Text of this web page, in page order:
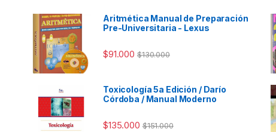
Aritmética Manual de Preparación
Pre-Universitaria - Lexus
$91.000 $130.000
Toxicología 5a Edición / Darío
Córdoba / Manual Moderno
$135.000 $151.000